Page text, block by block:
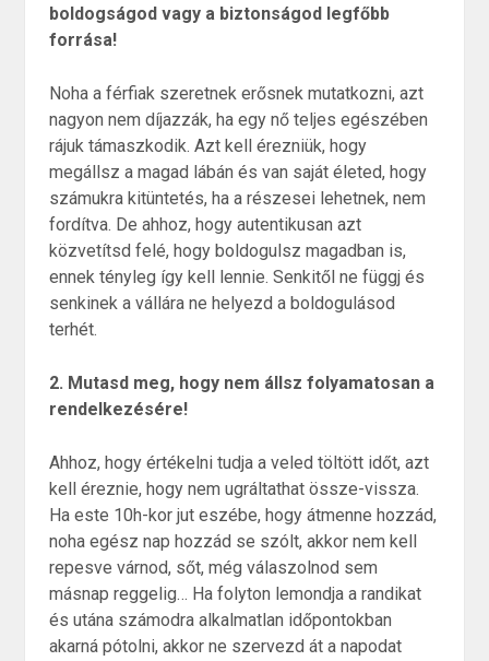
boldogságod vagy a biztonságod legfőbb
forrása!
Noha a férfiak szeretnek erősnek mutatkozni, azt
nagyon nem díjazzák, ha egy nő teljes egészében
rájuk támaszkodik. Azt kell érezniük, hogy
megállsz a magad lábán és van saját életed, hogy
számukra kitüntetés, ha a részesei lehetnek, nem
fordítva. De ahhoz, hogy autentikusan azt
közvetítsd felé, hogy boldogulsz magadban is,
ennek tényleg így kell lennie. Senkitől ne függj és
senkinek a vállára ne helyezd a boldogulásod
terhét.
2. Mutasd meg, hogy nem állsz folyamatosan a
rendelkezésére!
Ahhoz, hogy értékelni tudja a veled töltött időt, azt
kell éreznie, hogy nem ugráltathat össze-vissza.
Ha este 10h-kor jut eszébe, hogy átmenne hozzád,
noha egész nap hozzád se szólt, akkor nem kell
repesve várnod, sőt, még válaszolnod sem
másnap reggelig… Ha folyton lemondja a randikat
és utána számodra alkalmatlan időpontokban
akarná pótolni, akkor ne szervezd át a napodat